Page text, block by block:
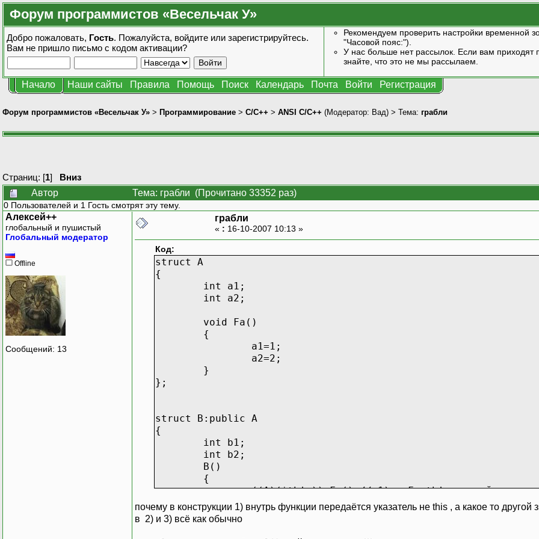
Форум программистов «Весельчак У»
Добро пожаловать, Гость. Пожалуйста, войдите или зарегистрируйтесь.
Вам не пришло письмо с кодом активации?
Рекомендуем проверить настройки
"Часовой пояс:").
У нас больше нет рассылок. Если вам
знайте, что это не мы рассылаем.
Начало Наши сайты Правила Помощь Поиск Календарь Почта Войти Регистрация
Форум программистов «Весельчак У» > Программирование > C/C++ > ANSI С/С++ (Модератор: Вад) > Тема: грабли
Страниц: [1] Вниз
Автор
Тема: грабли (Прочитано 33352 раз)
0 Пользователей и 1 Гость смотрят эту тему.
Алексей++
глобальный и пушистый
Глобальный модератор
Offline
Сообщений: 13
грабли
« : 16-10-2007 10:13 »
Код:
struct A
{
int a1;
int a2;
void Fa()
{
a1=1;
a2=2;
}
};
struct B:public A
{
int b1;
int b2;
B()
{
((A)(*this)).Fa();// 1) в Fa this другой
((A*)this)->Fa();// 2) в Fa this такой же
Fa();//3) тут нет извратов ))
почему в конструкции 1) внутрь функции передаётся указатель не this , а какое то другой
в 2) и 3) всё как обычно